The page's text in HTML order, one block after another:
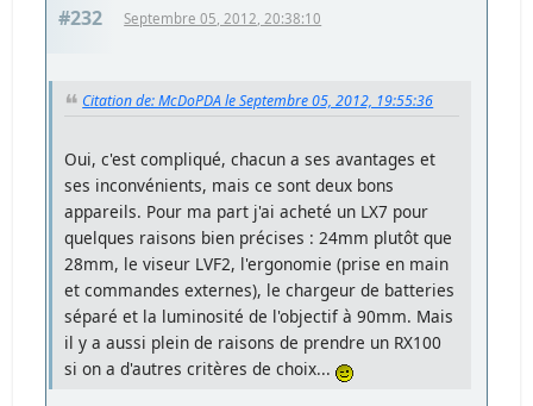
#232 Septembre 05, 2012, 20:38:10
Citation de: McDoPDA le Septembre 05, 2012, 19:55:36
Oui, c'est compliqué, chacun a ses avantages et
ses inconvénients, mais ce sont deux bons
appareils. Pour ma part j'ai acheté un LX7 pour
quelques raisons bien précises : 24mm plutôt que
28mm, le viseur LVF2, l'ergonomie (prise en main
et commandes externes), le chargeur de batteries
séparé et la luminosité de l'objectif à 90mm. Mais
il y a aussi plein de raisons de prendre un RX100
si on a d'autres critères de choix...